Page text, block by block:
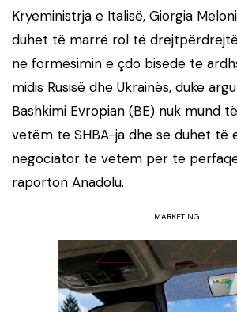
Kryeministrja e Italisë, Giorgia
duhet të marrë rol të
në formësimin e çdo bisede të
midis Rusisë dhe Ukrainës, duke
Bashkimi Evropian (BE) nuk mund
vetëm te SHBA-ja dhe se duhet të
negociator të vetëm për të
raporton Anadolu.
MARKETING